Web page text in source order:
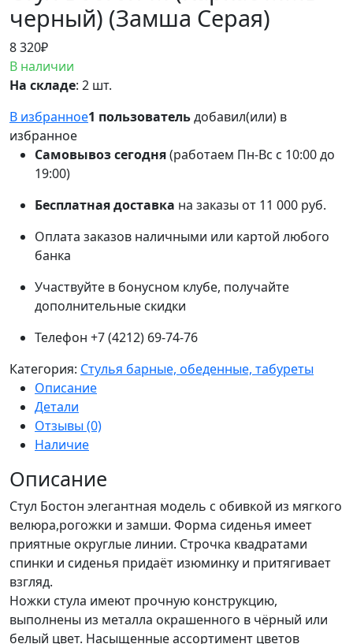
черный) (Замша Серая)
8 320₽
В наличии
На складе: 2 шт.
В избранное1 пользовательдобавил(или) в
избранное
Самовывоз сегодня(работаем Пн-Вс с 10:00 до
19:00)
Бесплатная доставка на заказы от 11 000 руб.
Оплата заказов наличными или картой любого
банка
Участвуйте в бонусном клубе, получайте
дополнительные скидки
Телефон +7 (4212) 69-74-76
Категория: Стулья барные, обеденные, табуреты
Описание
Детали
Отзывы (0)
Наличие
Описание
Стул Бостон элегантная модель с обивкой из мягкого
велюра,рогожки и замши. Форма сиденья имеет
приятные округлые линии. Строчка квадратами
спинки и сиденья придаёт изюминку и притягивает
взгляд.
Ножки стула имеют прочную конструкцию,
выполнены из металла окрашенного в чёрный или
белый цвет. Насыщенные ассортимент цветов